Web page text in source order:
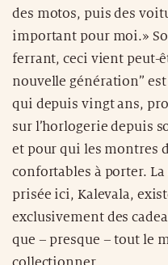
des motos, puis des
important pour moi.»
ferrant, ceci vient peut-
nouvelle génération”
qui depuis vingt ans,
sur l’horlogerie depuis
et pour qui les montres
confortables à porter.
prisée ici, Kalevala,
exclusivement des
que – presque – tout le